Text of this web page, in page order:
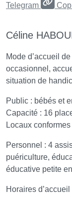
Telegram
Céline
Mode d’accueil
occasionnel,
situation de
Public : bébés et
Capacité : 16
Locaux conformes
Personnel : 4
puériculture,
éducative petite
Horaires